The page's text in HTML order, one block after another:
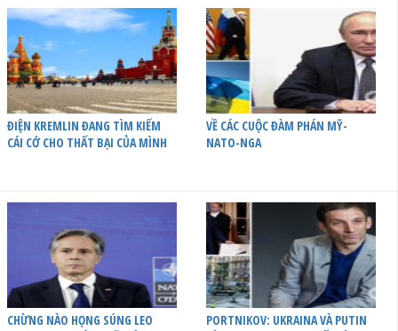
ĐIỆN KREMLIN ĐANG TÌM KIẾM
CÁI CỚ CHO THẤT BẠI CỦA MÌNH
VỀ CÁC CUỘC ĐÀM PHÁN MỸ-
NATO-NGA
CHỪNG NÀO HỌNG SÚNG LEO
PORTNIKOV: UKRAINA VÀ PUTIN